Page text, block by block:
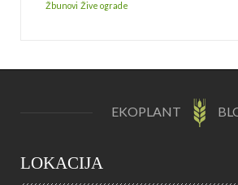
Žbunovi Žive ograde
EKOPLANT
LOKACIJA